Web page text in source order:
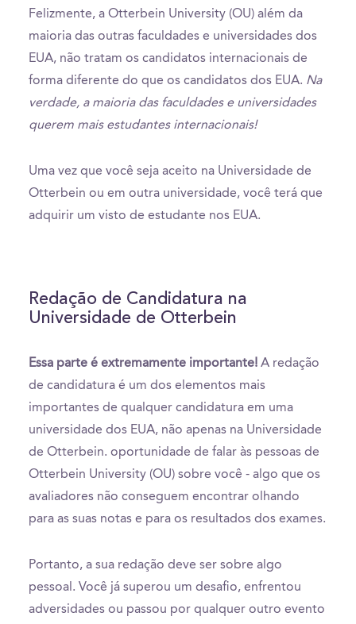
Felizmente, a Otterbein University (OU) além da
maioria das outras faculdades e universidades dos
EUA, não tratam os candidatos internacionais de
forma diferente do que os candidatos dos EUA. Na
verdade, a maioria das faculdades e universidades
querem mais estudantes internacionais!
Uma vez que você seja aceito na Universidade de
Otterbein ou em outra universidade, você terá que
adquirir um visto de estudante nos EUA.
Redação de Candidatura na
Universidade de Otterbein
Essa parte é extremamente importante! A redação
de candidatura é um dos elementos mais
importantes de qualquer candidatura em uma
universidade dos EUA, não apenas na Universidade
de Otterbein. oportunidade de falar às pessoas de
Otterbein University (OU) sobre você - algo que os
avaliadores não conseguem encontrar olhando
para as suas notas e para os resultados dos exames.
Portanto, a sua redação deve ser sobre algo
pessoal. Você já superou um desafio, enfrentou
adversidades ou passou por qualquer outro evento